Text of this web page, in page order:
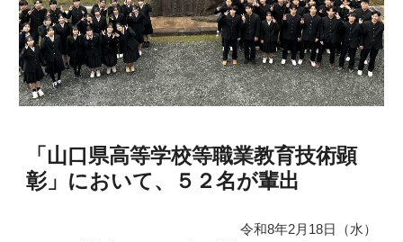
「山口県高等学校等職業教育技術顕
彰」において、５２名が輩出
令和8年2月18日（水）